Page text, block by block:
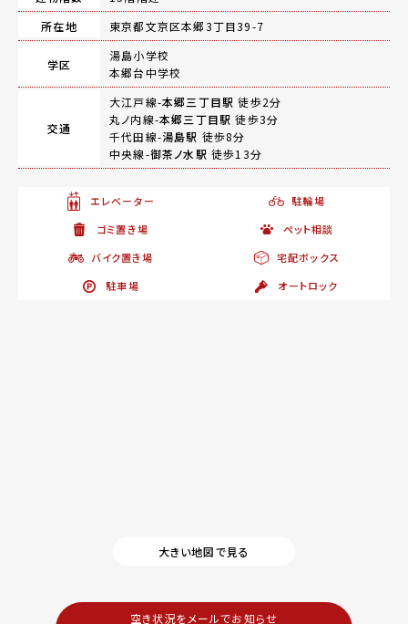
所在地
東京都文京区本郷3丁目39-7
学区
湯島小学校
本郷台中学校
交通
大江戸線-本郷三丁目駅 徒歩2分
丸ノ内線-本郷三丁目駅 徒歩3分
千代田線-湯島駅 徒歩8分
中央線-御茶ノ水駅 徒歩13分
エレベーター
駐輪場
ゴミ置き場
ペット相談
バイク置き場
宅配ボックス
駐車場
オートロック
大きい地図で見る
空き状況をメールでお知らせ